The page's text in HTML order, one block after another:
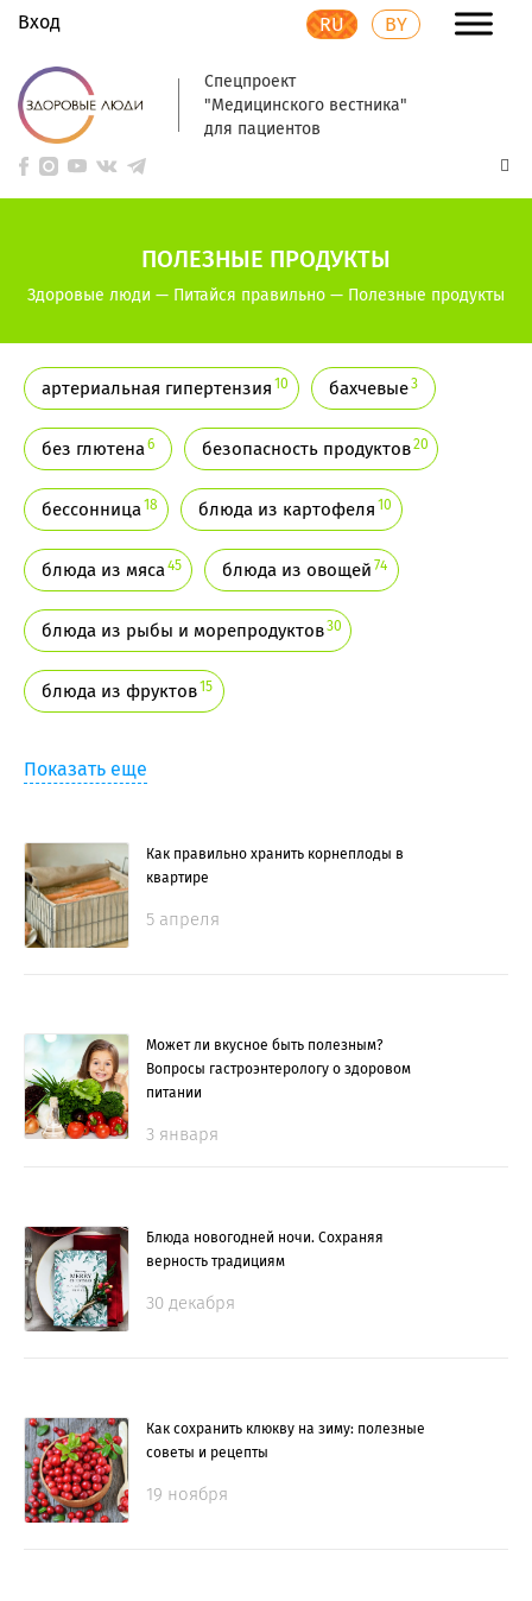
Вход RU BY
Спецпроект
"Медицинского вестника"
для пациентов
ПОЛЕЗНЫЕ ПРОДУКТЫ
Здоровые люди — Питайся правильно — Полезные продукты
артериальная гипертензия 10 бахчевые3
без глютена6 безопасность продуктов20
бессонница18 блюда из картофеля 10
блюда из мяса45 блюда из овощей 74
блюда из рыбы и морепродуктов30
блюда из фруктов15
Показать еще
Как правильно хранить корнеплоды в
квартире
5 апреля
Может ли вкусное быть полезным?
Вопросы гастроэнтерологу о здоровом
питании
3 января
Блюда новогодней ночи. Сохраняя
верность традициям
30 декабря
Как сохранить клюкву на зиму: полезные
советы и рецепты
19 ноября